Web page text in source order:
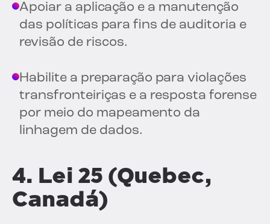
Apoiar a aplicação e a manutenção
das políticas para fins de auditoria e
revisão de riscos.
Habilite a preparação para violações
transfronteiriças e a resposta forense
por meio do mapeamento da
linhagem de dados.
4. Lei 25 (Quebec,
Canadá)